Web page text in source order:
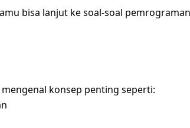
bisa lanjut ke soal-soal
konsep penting seperti: